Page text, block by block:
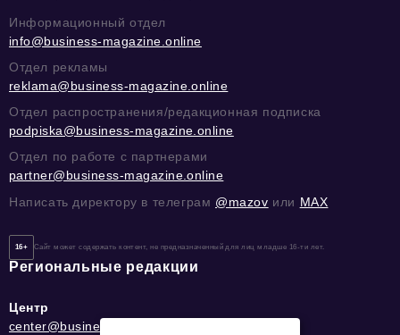
Информационный отдел
info@business-magazine.online
Отдел рекламы
reklama@business-magazine.online
Отдел распространения/редакционная подписка
podpiska@business-magazine.online
Отдел по работе с партнерами
partner@business-magazine.online
Написать директору в телеграм @mazov или MAX
16+ Сайт может содержать контент, не предназначенный для лиц младше 16-ти лет.
Региональные редакции
Центр
center@business-magazine.online